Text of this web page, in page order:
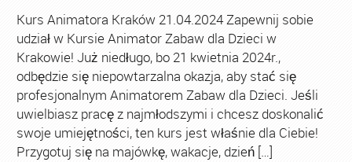
Kurs Animatora Kraków 21.04.2024 Zapewnij sobie
udział w Kursie Animator Zabaw dla Dzieci w
Krakowie! Już niedługo, bo 21 kwietnia 2024r.,
odbędzie się niepowtarzalna okazja, aby stać się
profesjonalnym Animatorem Zabaw dla Dzieci. Jeśli
uwielbiasz pracę z najmłodszymi i chcesz doskonalić
swoje umiejętności, ten kurs jest właśnie dla Ciebie!
Przygotuj się na majówkę, wakacje, dzień […]